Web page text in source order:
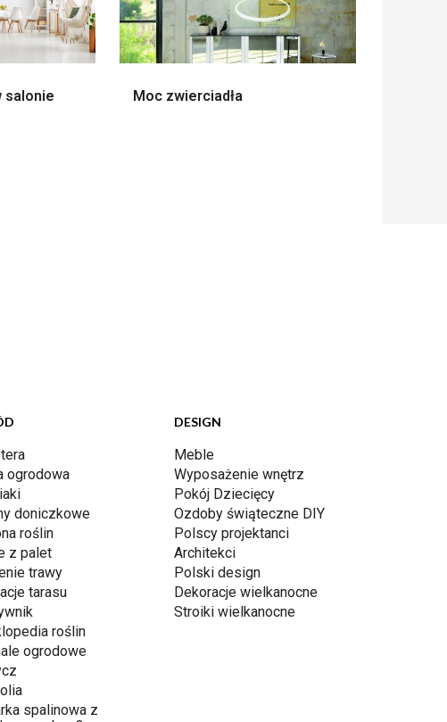
salonie Moc zwierciadła
ogrodowa
doniczkowe
roślin
z palet
trawy
tarasu
roślin
ogrodowe
spalinowa z
DESIGN
Meble
Wyposażenie wnętrz
Pokój Dziecięcy
Ozdoby świąteczne DIY
Polscy projektanci
Architekci
Polski design
Dekoracje wielkanocne
Stroiki wielkanocne